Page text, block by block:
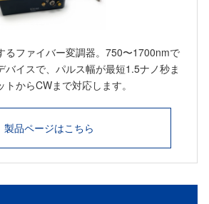
るファイバー変調器。750〜1700nmで
バイスで、パルス幅が最短1.5ナノ秒ま
からCWまで対応します。
製品ページはこちら